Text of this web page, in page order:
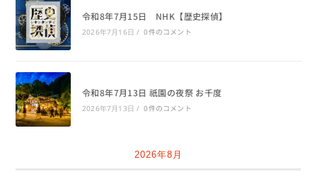
令和8年7月15日 NHK【歴史探偵】
2026年7月16日 / 0件のコメント
令和8年7月13日 祇園の夜祭 お千度
2026年7月13日 / 0件のコメント
2026年8月